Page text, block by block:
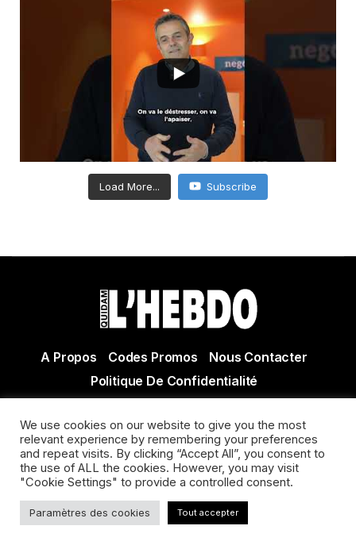
Load More... Subscribe
A Propos Codes Promos
Nous Contacter
Politique De Confidentialité
Actualité Agen - Actualité en lot et Garonne - Actualité
Villeneuve sur Lot
We use cookies on our website to give you the most
relevant experience by remembering your preferences
and repeat visits. By clicking “Accept All”, you consent to
the use of ALL the cookies. However, you may visit
"Cookie Settings" to provide a controlled consent.
Paramètres des cookies Tout accepter